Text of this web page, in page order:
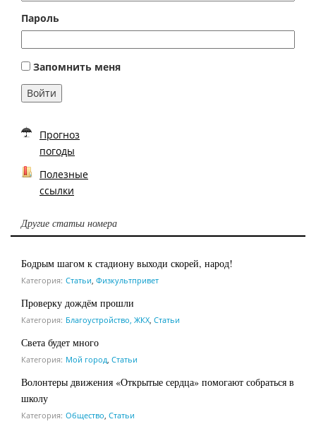
Пароль
Запомнить меня
Войти
Прогноз
погоды
Полезные
ссылки
Другие статьи номера
Бодрым шагом к стадиону выходи скорей, народ!
Категория: Статьи, Физкультпривет
Проверку дождём прошли
Категория: Благоустройство, ЖКХ, Статьи
Света будет много
Категория: Мой город, Статьи
Волонтеры движения «Открытые сердца» помогают собраться в
школу
Категория: Общество, Статьи